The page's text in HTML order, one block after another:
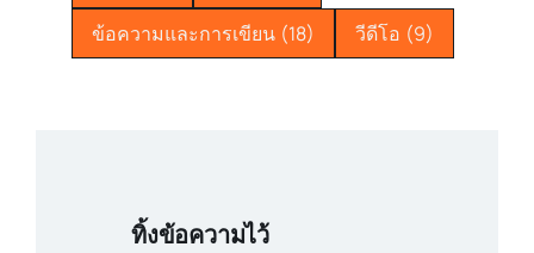
ข้อความและการเขียน (18) วีดีโอ (9)
ทิ้งข้อความไว้